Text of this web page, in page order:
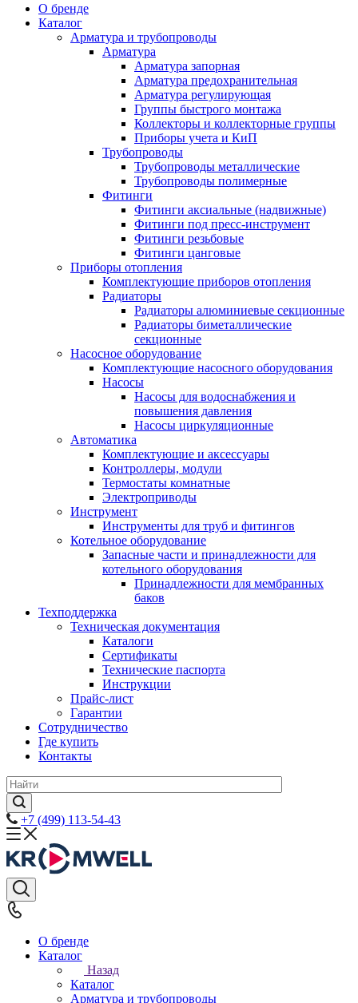
О бренде
Каталог
Арматура и трубопроводы
Арматура
Арматура запорная
Арматура предохранительная
Арматура регулирующая
Группы быстрого монтажа
Коллекторы и коллекторные группы
Приборы учета и КиП
Трубопроводы
Трубопроводы металлические
Трубопроводы полимерные
Фитинги
Фитинги аксиальные (надвижные)
Фитинги под пресс-инструмент
Фитинги резьбовые
Фитинги цанговые
Приборы отопления
Комплектующие приборов отопления
Радиаторы
Радиаторы алюминиевые секционные
Радиаторы биметаллические
секционные
Насосное оборудование
Комплектующие насосного оборудования
Насосы
Насосы для водоснабжения и
повышения давления
Насосы циркуляционные
Автоматика
Комплектующие и аксессуары
Контроллеры, модули
Термостаты комнатные
Электроприводы
Инструмент
Инструменты для труб и фитингов
Котельное оборудование
Запасные части и принадлежности для
котельного оборудования
Принадлежности для мембранных
баков
Техподдержка
Техническая документация
Каталоги
Сертификаты
Технические паспорта
Инструкции
Прайс-лист
Гарантии
Сотрудничество
Где купить
Контакты
+7 (499) 113-54-43
О бренде
Каталог
Назад
Каталог
Арматура и трубопроводы